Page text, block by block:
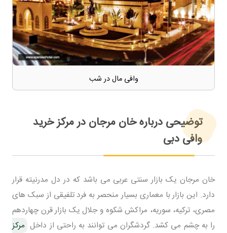
وافی مال در شب
توضیحی درباره خان مرجان در مرکز خرید
وافی دبی
خان مرجان یک بازار سنتی عربی می باشد که در دل مدرنیته قرار
دارد. این بازار با معماری بسیار منحصر به فرد تلفیقی از سبک های
مصری، ترکیه، سوریه، مراکش شکوه و جلال یک بازار قرن چهاردهم
را به چشم می کشد. گردشگران می توانند به راحتی از داخل مرکز